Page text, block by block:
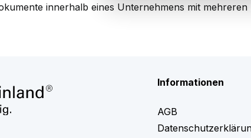
innerhalb eines Unternehmens mit
Informationen
AGB